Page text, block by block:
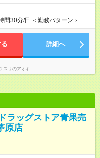
間30分/日 ＜勤務パターン＞
～勤務必須 （7時間～7.5時間
る 詳細へ
スリのアオキ
ラッグストア青果売
原店